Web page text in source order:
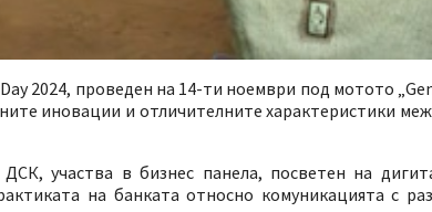
2024, проведен на 14-ти ноември под мотото
иновации и отличителните характеристики
участва в бизнес панела, посветен на
на банката относно комуникацията с